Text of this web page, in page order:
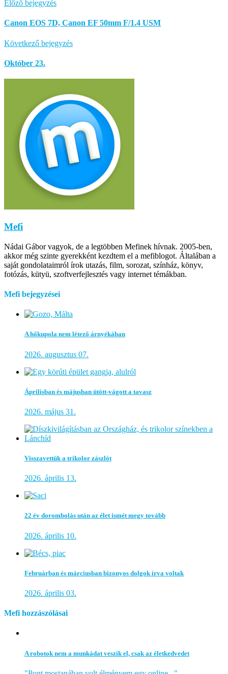
Előző bejegyzés
Canon EOS 7D, Canon EF 50mm F/1.4 USM
Következő bejegyzés
Október 23.
Mefi
Nádai Gábor vagyok, de a legtöbben Mefinek hívnak. 2005-ben,
akkor még szinte gyerekként kezdtem el a mefiblogot. Általában a
saját gondolataimról írok utazás, film, sorozat, színház, könyv,
fotózás, kütyü, szoftverfejlesztés vagy internet témákban.
Mefi bejegyzései
A hőkupola nem létező árnyékában
2026. augusztus 07.
Áprilisban és májusban ütött-vágott a tavasz
2026. május 31.
Visszavettük a trikolor zászlót
2026. április 13.
22 év dorombolás után az élet ismét megy tovább
2026. április 10.
Februárban és márciusban bizonyos dolgok írva voltak
2026. április 03.
Mefi hozzászólásai
A robotok nem a munkádat veszik el, csak az életkedvedet